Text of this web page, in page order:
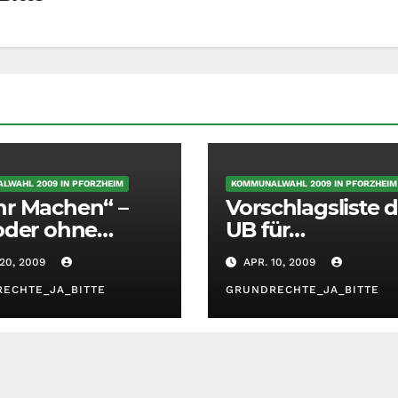
2009 IN PFORZHEIM
Machen“ –
ohne
Wer die
hat, hat die
2009
KOMMUNALWAHL 2009 IN PFORZHEIM
Vorschlagsliste
UB für
in Pforzheim 2009
APR. 10, 2009
GRUNDRECHTE_JA_BITTE